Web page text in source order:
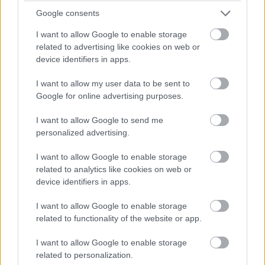
Google consents
I want to allow Google to enable storage
related to advertising like cookies on web or
device identifiers in apps.
I want to allow my user data to be sent to
Google for online advertising purposes.
I want to allow Google to send me
personalized advertising.
I want to allow Google to enable storage
related to analytics like cookies on web or
device identifiers in apps.
I want to allow Google to enable storage
related to functionality of the website or app.
I want to allow Google to enable storage
related to personalization.
A bankrablás elején különös eszközöket használnak a
által itt hagyott technológián alapszik. Vélhetően ezek
létrehozásában, megtervezésében a Pléhsuszternek is
vastag szerepe van.